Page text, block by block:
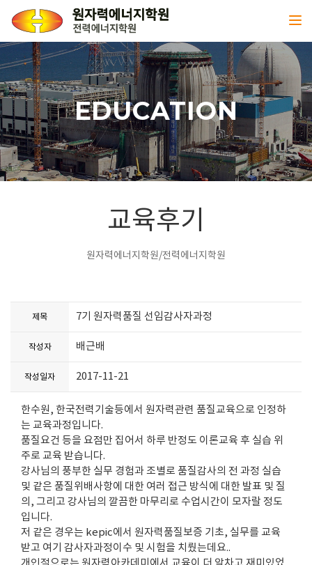
EDUCATION
교육후기
원자력에너지학원/전력에너지학원
제목 7기 원자력품질 선임감사자과정
작성자 배근배
작성일자 2017-11-21
한수원, 한국전력기술등에서 원자력관련 품질교육으로 인정하
는 교육과정입니다.
품질요건 등을 요점만 집어서 하루 반정도 이론교육 후 실습 위
주로 교육 받습니다.
강사님의 풍부한 실무 경험과 조별로 품질감사의 전 과정 실습
및 같은 품질위배사항에 대한 여러 접근 방식에 대한 발표 및 질
의, 그리고 강사님의 깔끔한 마무리로 수업시간이 모자랄 정도
입니다.
저 같은 경우는 kepic에서 원자력품질보증 기초, 실무를 교육
받고 여기 감사자과정이수 및 시험을 치뤘는데요..